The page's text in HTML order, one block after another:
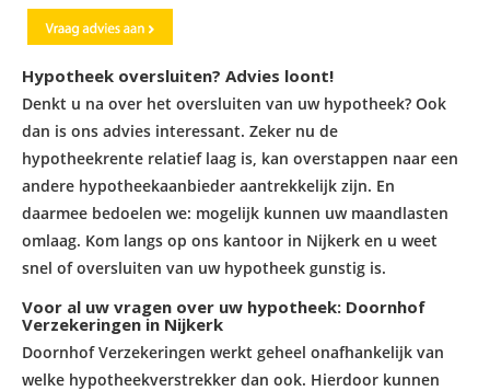
Hypotheek oversluiten? Advies loont!
Denkt u na over het oversluiten van uw hypotheek? Ook
dan is ons advies interessant. Zeker nu de
hypotheekrente relatief laag is, kan overstappen naar een
andere hypotheekaanbieder aantrekkelijk zijn. En
daarmee bedoelen we: mogelijk kunnen uw maandlasten
omlaag. Kom langs op ons kantoor in Nijkerk en u weet
snel of oversluiten van uw hypotheek gunstig is.
Voor al uw vragen over uw hypotheek: Doornhof
Verzekeringen in Nijkerk
Doornhof Verzekeringen werkt geheel onafhankelijk van
welke hypotheekverstrekker dan ook. Hierdoor kunnen